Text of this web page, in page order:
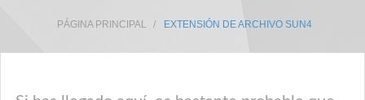
PÁGINA PRINCIPAL EXTENSIÓN DE ARCHIVO SUN4